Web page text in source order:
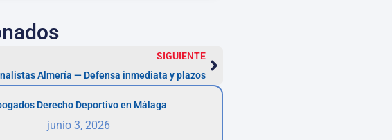
SIGUIENTE
Almería — Defensa inmediata y plazos
Derecho Deportivo en Málaga
junio 3, 2026